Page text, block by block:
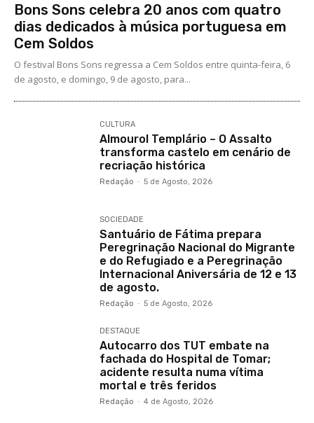
Bons Sons celebra 20 anos com quatro
dias dedicados à música portuguesa em
Cem Soldos
O festival Bons Sons regressa a Cem Soldos entre quinta-feira, 6
de agosto, e domingo, 9 de agosto, para...
CULTURA
Almourol Templário – O Assalto
transforma castelo em cenário de
recriação histórica
Redação - 5 de Agosto, 2026
SOCIEDADE
Santuário de Fátima prepara
Peregrinação Nacional do Migrante
e do Refugiado e a Peregrinação
Internacional Aniversária de 12 e 13
de agosto.
Redação - 5 de Agosto, 2026
DESTAQUE
Autocarro dos TUT embate na
fachada do Hospital de Tomar;
acidente resulta numa vítima
mortal e três feridos
Redação - 4 de Agosto, 2026